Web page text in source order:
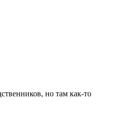
но там как-то